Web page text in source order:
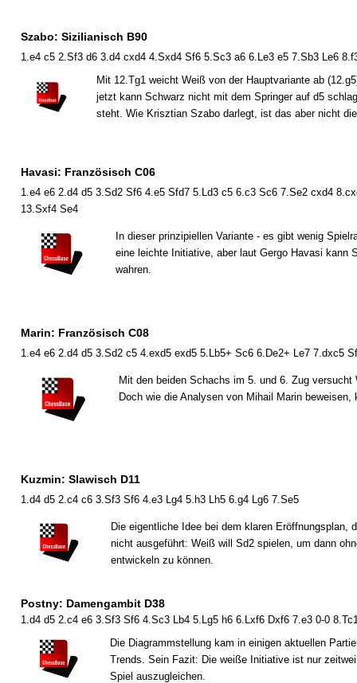
Szabo: Sizilianisch B90
1.e4 c5 2.Sf3 d6 3.d4 cxd4 4.Sxd4 Sf6 5.Sc3 a6 6.Le3 e5 7.Sb3 Le6
Mit 12.Tg1 weicht Weiß von der Hauptvariante ab
jetzt kann Schwarz nicht mit dem Springer auf d5
steht. Wie Krisztian Szabo darlegt, ist das aber nicht
Havasi: Französisch C06
1.e4 e6 2.d4 d5 3.Sd2 Sf6 4.e5 Sfd7 5.Ld3 c5 6.c3 Sc6 7.Se2 cxd4
13.Sxf4 Se4
In dieser prinzipiellen Variante - es gibt wenig
eine leichte Initiative, aber laut Gergo Havasi kann
wahren.
Marin: Französisch C08
1.e4 e6 2.d4 d5 3.Sd2 c5 4.exd5 exd5 5.Lb5+ Sc6 6.De2+ Le7 7.dxc5
Mit den beiden Schachs im 5. und 6. Zug
Doch wie die Analysen von Mihail Marin
Kuzmin: Slawisch D11
1.d4 d5 2.c4 c6 3.Sf3 Sf6 4.e3 Lg4 5.h3 Lh5 6.g4 Lg6 7.Se5
Die eigentliche Idee bei dem klaren
nicht ausgeführt: Weiß will Sd2 spielen, um dann
entwickeln zu können.
Postny: Damengambit D38
1.d4 d5 2.c4 e6 3.Sf3 Sf6 4.Sc3 Lb4 5.Lg5 h6 6.Lxf6 Dxf6 7.e3 0-0
Die Diagrammstellung kam in einigen aktuellen
Trends. Sein Fazit: Die weiße Initiative ist nur
Spiel auszugleichen.